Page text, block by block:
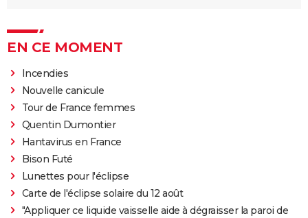
EN CE MOMENT
Incendies
Nouvelle canicule
Tour de France femmes
Quentin Dumontier
Hantavirus en France
Bison Futé
Lunettes pour l'éclipse
Carte de l'éclipse solaire du 12 août
"Appliquer ce liquide vaisselle aide à dégraisser la paroi de